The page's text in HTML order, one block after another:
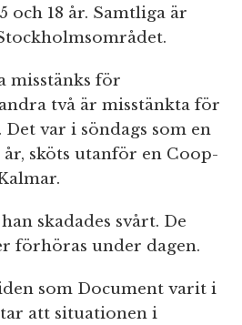
och 18 år. Samtliga är
misstänks för
två är misstänkta för
var i söndags som en
sköts utanför en Coop-
skadades svårt. De
förhöras under dagen.
som Document varit i
att situationen i